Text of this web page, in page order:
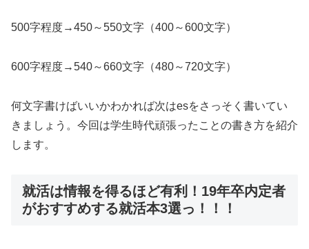
500字程度→450～550文字（400～600文字）
600字程度→540～660文字（480～720文字）
何文字書けばいいかわかれば次はesをさっそく書いてい
きましょう。今回は学生時代頑張ったことの書き方を紹介
します。
就活は情報を得るほど有利！19年卒内定者
がおすすめする就活本3選っ！！！